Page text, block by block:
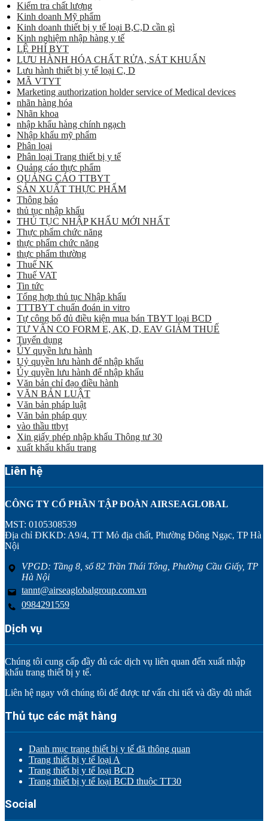
Kiểm tra chất lượng
Kinh doanh Mỹ phẩm
Kinh doanh thiết bị y tế loại B,C,D cần gì
Kinh nghiệm nhập hàng y tế
LỆ PHÍ BYT
LƯU HÀNH HÓA CHẤT RỬA, SÁT KHUẨN
Lưu hành thiết bị y tế loại C, D
MÃ VTYT
Marketing authorization holder service of Medical devices
nhãn hàng hóa
Nhãn khoa
nhập khẩu hàng chính ngạch
Nhập khẩu mỹ phẩm
Phân loại
Phân loại Trang thiết bị y tế
Quảng cáo thực phẩm
QUẢNG CÁO TTBYT
SẢN XUẤT THỰC PHẨM
Thông báo
thủ tục nhập khẩu
THỦ TỤC NHẬP KHẨU MỚI NHẤT
Thực phẩm chức năng
thực phẩm chức năng
thực phẩm thường
Thuế NK
Thuế VAT
Tin tức
Tổng hợp thủ tục Nhập khẩu
TTTBYT chuẩn đoán in vitro
Tự công bố đủ điều kiện mua bán TBYT loại BCD
TƯ VẤN CO FORM E, AK, D, EAV GIẢM THUẾ
Tuyển dụng
ỦY quyền lưu hành
Uỷ quyền lưu hành để nhập khẩu
Ủy quyền lưu hành để nhập khẩu
Văn bản chỉ đạo điều hành
VĂN BẢN LUẬT
Văn bản pháp luật
Văn bản pháp quy
vào thầu ttbyt
Xin giấy phép nhập khẩu Thông tư 30
xuất khẩu khẩu trang
Liên hệ
CÔNG TY CỔ PHẦN TẬP ĐOÀN AIRSEAGLOBAL
MST: 0105308539
Địa chỉ ĐKKD: A9/4, TT Mỏ địa chất, Phường Đông Ngạc, TP Hà
Nội
VPGD: Tầng 8, số 82 Trần Thái Tông, Phường Cầu Giấy, TP
Hà Nội
tannt@airseaglobalgroup.com.vn
0984291559
Dịch vụ
Chúng tôi cung cấp đầy đủ các dịch vụ liên quan đến xuất nhập
khẩu trang thiết bị y tế.
Liên hệ ngay với chúng tôi để được tư vấn chi tiết và đầy đủ nhất
Thủ tục các mặt hàng
Danh mục trang thiết bị y tế đã thông quan
Trang thiết bị y tế loại A
Trang thiết bị y tế loại BCD
Trang thiết bị y tế loại BCD thuộc TT30
Social